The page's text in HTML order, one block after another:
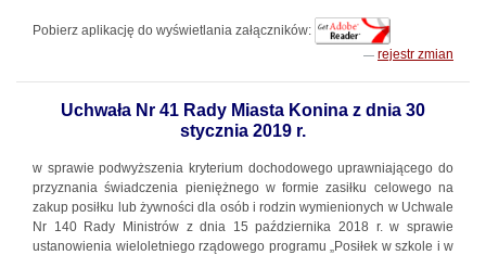
Pobierz aplikację do wyświetlania załączników:
rejestr zmian
Uchwała Nr 41 Rady Miasta Konina z dnia 30
stycznia 2019 r.
w sprawie podwyższenia kryterium dochodowego uprawniającego do
przyznania świadczenia pieniężnego w formie zasiłku celowego na
zakup posiłku lub żywności dla osób i rodzin wymienionych w Uchwale
Nr 140 Rady Ministrów z dnia 15 października 2018 r. w sprawie
ustanowienia wieloletniego rządowego programu „Posiłek w szkole i w